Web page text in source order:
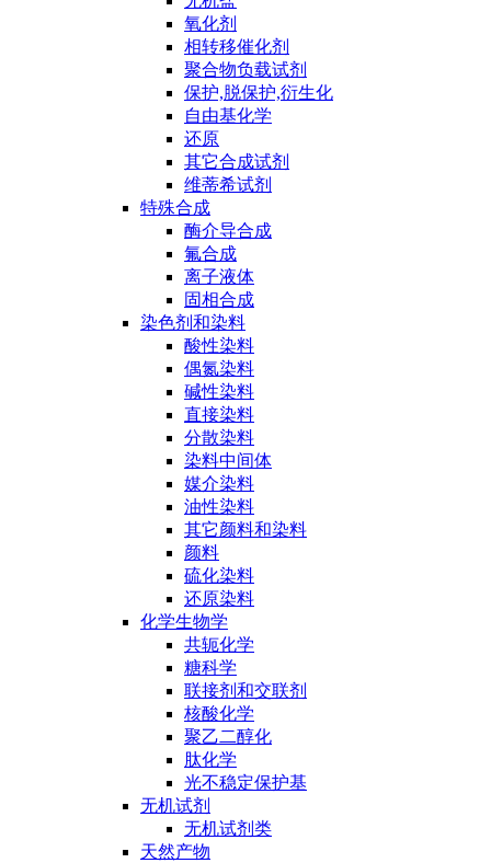
氧化剂
相转移催化剂
聚合物负载试剂
保护,脱保护,衍生化
自由基化学
还原
其它合成试剂
维蒂希试剂
特殊合成
酶介导合成
氟合成
离子液体
固相合成
染色剂和染料
酸性染料
偶氮染料
碱性染料
直接染料
分散染料
染料中间体
媒介染料
油性染料
其它颜料和染料
颜料
硫化染料
还原染料
化学生物学
共轭化学
糖科学
联接剂和交联剂
核酸化学
聚乙二醇化
肽化学
光不稳定保护基
无机试剂
无机试剂类
天然产物